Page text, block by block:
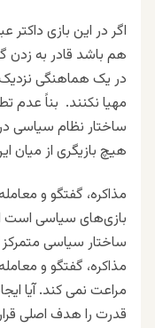
اگر در این بازی
هم باشد قادر به زدن
در یک هماهنگی
مهیا نکنند. بناً عدم
ساختار نظام سیاسی
هیچ بازیگرى از ميان
مذاکره، گفتگو و
بازی‌های سیاسی است
ساختار سیاسی
مذاکره، گفتگو و
مراعت نمی کند. آیا
قدرت را هدف اصلی